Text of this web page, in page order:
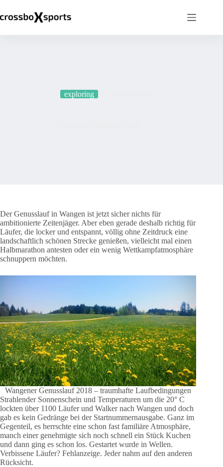
springen
exploring
Der Genusslauf in Wangen ist jetzt sicher nichts für
ambitionierte Zeitenjäger. Aber eben gerade deshalb richtig für
Läufer, die locker und entspannt, völlig ohne Zeitdruck eine
landschaftlich schönen Strecke genießen, vielleicht mal einen
Halbmarathon antesten oder ein wenig Wettkampfatmosphäre
schnuppern möchten.
Wangener Genusslauf 2018 – traumhafte Laufbedingungen
Strahlender Sonnenschein und Temperaturen um die 20° C
lockten über 1100 Läufer und Walker nach Wangen und doch
gab es kein Gedränge bei der Startnummernausgabe. Ganz im
Gegenteil, es herrschte eine schon fast familiäre Atmosphäre,
manch einer genehmigte sich noch schnell ein Stück Kuchen
und dann ging es schon los. Gestartet wurde in Wellen.
Verbissene Läufer? Fehlanzeige. Jeder nahm auf den anderen
Rücksicht.